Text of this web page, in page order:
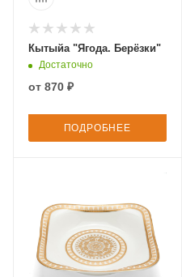
Кытыйа "Ягода. Берёзки"
Достаточно
от 870 ₽
ПОДРОБНЕЕ